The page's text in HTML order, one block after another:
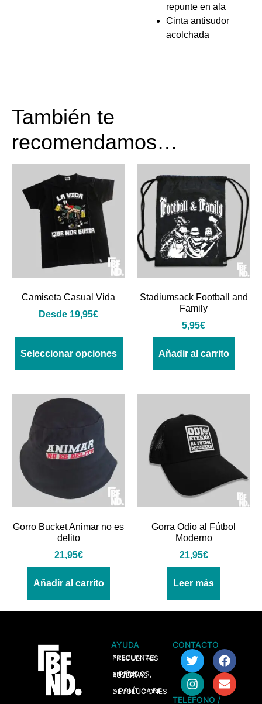
repunte en ala
Cinta antisudor
acolchada
También te
recomendamos…
Camiseta Casual Vida
Desde 19,95€
Seleccionar opciones
Stadiumsack Football and
Family
5,95€
Añadir al carrito
Gorro Bucket Animar no es
delito
21,95€
Añadir al carrito
Gorra Odio al Fútbol
Moderno
21,95€
Leer más
AYUDA
> PREGUNTAS FRECUENTES
> PEDIDOS, ENVÍOS Y RESERVAS
> POLÍTICA DE DEVOLUCIONES
CONTACTO
TELÉFONO /